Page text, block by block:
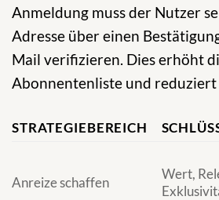
Anmeldung muss der Nutzer
Adresse über einen
Mail verifizieren. Dies erhöht
Abonnentenliste und reduziert
STRATEGIEBEREICH
Anreize schaffen
Wert,